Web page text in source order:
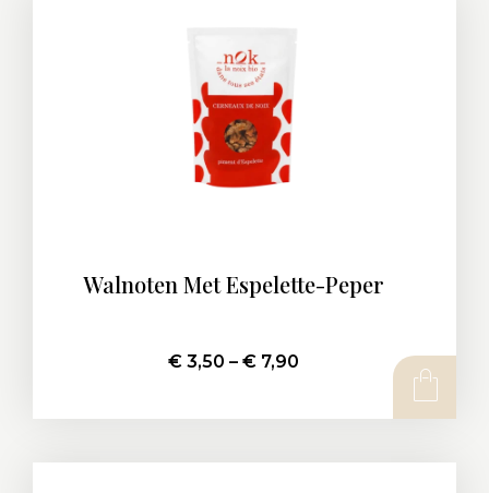
Walnoten Met Espelette-Peper
€ 3,50 – € 7,90